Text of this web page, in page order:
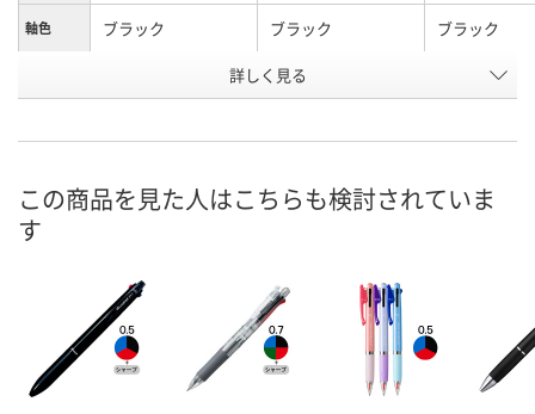
軸色 ブラック ブラック ブラック
XR68118 XR68104
8月11日（火）
カゴへ
詳しく見る
この商品を見た人はこちらも検討されていま
す